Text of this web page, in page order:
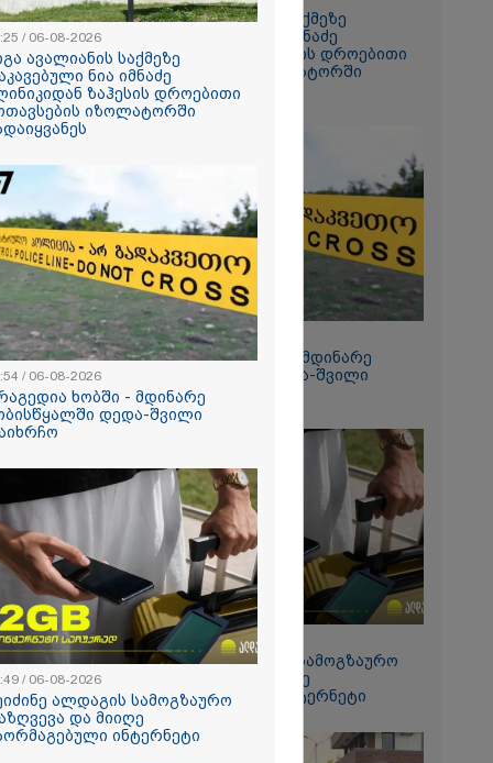
- რას
ნია
რომ
- კურიერის
და ჩაშლილი
შედეგად
და
25%-ით
- რას
გიგა ავალიანის საქმეზე
დაკავებული ნია იმნაძე
კლინიკიდან ზაჰესის დროებითი
მოთავსების იზოლატორში
გადაიყვანეს
12:54 / 06-08-2026
ტრაგედია ხობში - მდინარე
ხობისწყალში დედა-შვილი
დაიხრჩო
15:49 / 06-08-2026
შეიძინე ალდაგის სამოგზაურო
დაზღვევა და მიიღე
გაორმაგებული ინტერნეტი
/ 06-08-2026
ავალიანის საქმეზე
ნია იმნაძე
ზაჰესის დროებითი
იზოლატორში
/ 06-08-2026
ხობში - მდინარე
დედა-შვილი
/ 06-08-2026
ალდაგის სამოგზაურო
და მიიღე
ინტერნეტი